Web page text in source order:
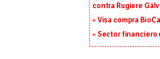
contra Rugiere
Visa compra
Sector financiero